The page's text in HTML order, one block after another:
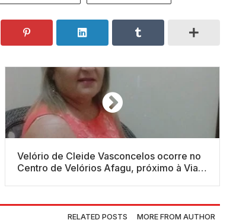
Velório de Cleide Vasconcelos ocorre no
Centro de Velórios Afagu, próximo à Via
RELATED POSTS MORE FROM AUTHOR